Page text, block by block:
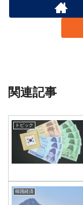
関連記事
トピック
韓国経済